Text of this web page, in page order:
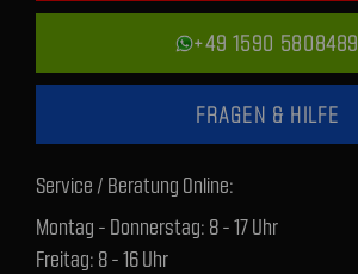
+49 1590 5808489
FRAGEN & HILFE
Service / Beratung Online:
Montag - Donnerstag: 8 - 17 Uhr
Freitag: 8 - 16 Uhr